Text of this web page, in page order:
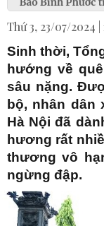
Thứ 3, 23/07/2024 |
Sinh thời,
hướng về
sâu nặng.
bộ, nhân dân
Hà Nội đã
hương rất
thương vô
ngừng đập.